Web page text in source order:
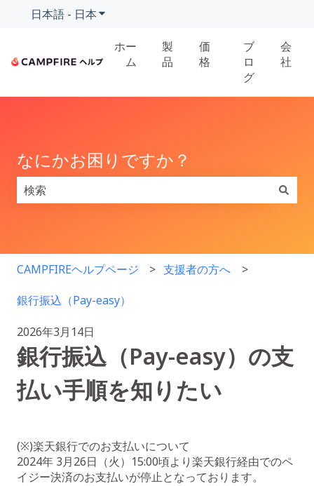
日本語 - 日本翻訳のサブメニューを表示
ホー
ム
製
品
価
格
ブ
ロ
グ
会
社
なにかお困りですか？
CAMPFIREヘルプページ 支援者の方へ
銀行振込（Pay-easy）
2026年3月14日
銀行振込（Pay-easy）の支
払い手順を知りたい
(※)楽天銀行でのお支払いについて
2024年 3月26日（火）15:00頃より楽天銀行経由でのペ
イジー決済のお支払いが停止となっております。